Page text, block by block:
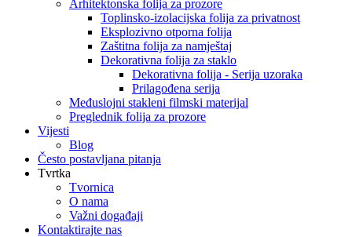
Arhitektonska folija za prozore
Toplinsko-izolacijska folija za privatnost
Eksplozivno otporna folija
Zaštitna folija za namještaj
Dekorativna folija za staklo
Dekorativna folija - Serija uzoraka
Prilagođena serija
Međuslojni stakleni filmski materijal
Preglednik folija za prozore
Vijesti
Blog
Često postavljana pitanja
Tvrtka
Tvornica
O nama
Važni događaji
Kontaktirajte nas